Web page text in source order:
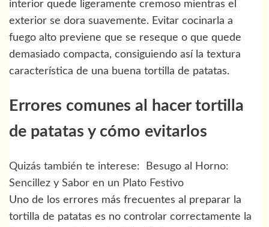
interior quede ligeramente cremoso mientras el
exterior se dora suavemente. Evitar cocinarla a
fuego alto previene que se reseque o que quede
demasiado compacta, consiguiendo así la textura
característica de una buena tortilla de patatas.
Errores comunes al hacer tortilla
de patatas y cómo evitarlos
Quizás también te interese:
Besugo al Horno:
Sencillez y Sabor en un Plato Festivo
Uno de los errores más frecuentes al preparar la
tortilla de patatas es no controlar correctamente la